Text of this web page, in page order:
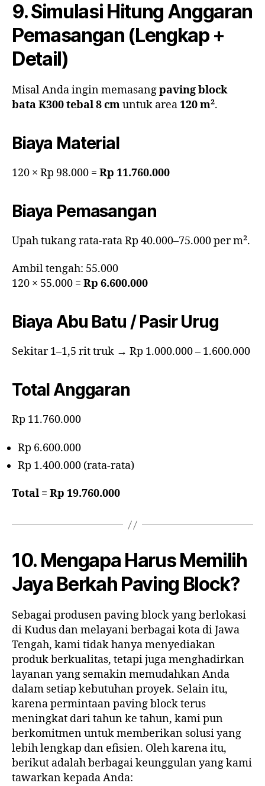
9. Simulasi Hitung Anggaran
Pemasangan (Lengkap +
Detail)
Misal Anda ingin memasangpaving block
bata K300 tebal 8 cmuntuk area120 m².
Biaya Material
120 × Rp 98.000 = Rp 11.760.000
Biaya Pemasangan
Upah tukang rata-rata Rp 40.000–75.000 per m².
Ambil tengah: 55.000
120 × 55.000 = Rp 6.600.000
Biaya Abu Batu / Pasir Urug
Sekitar 1–1,5 rit truk → Rp 1.000.000 – 1.600.000
Total Anggaran
Rp 11.760.000
Rp 6.600.000
Rp 1.400.000 (rata-rata)
Total = Rp 19.760.000
10. Mengapa Harus Memilih
Jaya Berkah Paving Block?
Sebagai produsen paving block yang berlokasi
di Kudus dan melayani berbagai kota di Jawa
Tengah, kami tidak hanya menyediakan
produk berkualitas, tetapi juga menghadirkan
layanan yang semakin memudahkan Anda
dalam setiap kebutuhan proyek. Selain itu,
karena permintaan paving block terus
meningkat dari tahun ke tahun, kami pun
berkomitmen untuk memberikan solusi yang
lebih lengkap dan efisien. Oleh karena itu,
berikut adalah berbagai keunggulan yang kami
tawarkan kepada Anda: